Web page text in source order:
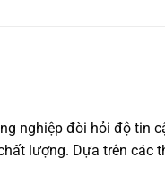
nghiệp đòi hỏi độ tin
lượng. Dựa trên các